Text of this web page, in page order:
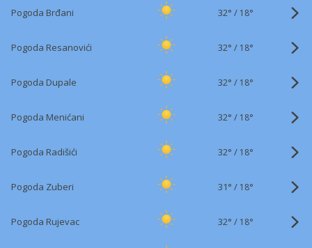
Pogoda Brđani 32° / 18°
Pogoda Resanovići 32° / 18°
Pogoda Dupale 32° / 18°
Pogoda Menićani 32° / 18°
Pogoda Radišići 32° / 18°
Pogoda Zuberi 31° / 18°
Pogoda Rujevac 32° / 18°